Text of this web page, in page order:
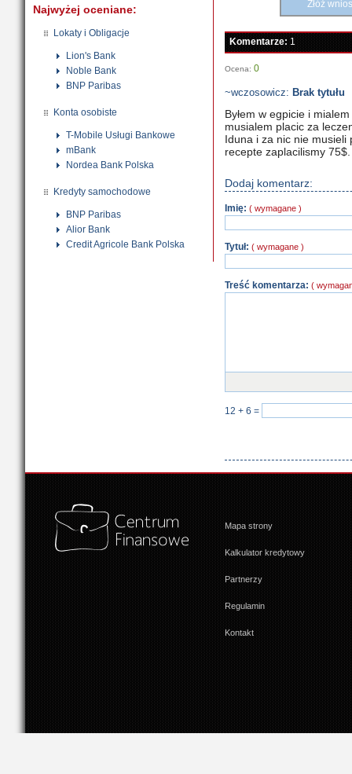
Najwyżej oceniane:
Lokaty i Obligacje
Lion's Bank
Noble Bank
BNP Paribas
Konta osobiste
T-Mobile Usługi Bankowe
mBank
Nordea Bank Polska
Kredyty samochodowe
BNP Paribas
Alior Bank
Credit Agricole Bank Polska
Złóż
Komentarze:1
Ocena: 0
~wczosowicz: Brak tytułu
Byłem w egpicie i
musialem placic za
Iduna i za nic nie
recepte zaplacilismy 75$.
Dodaj komentarz:
Imię: ( wymagane )
Tytuł: ( wymagane )
Treść komentarza: (
12 + 6 =
Mapa strony
Kalkulator kredytowy
Partnerzy
Regulamin
Kontakt